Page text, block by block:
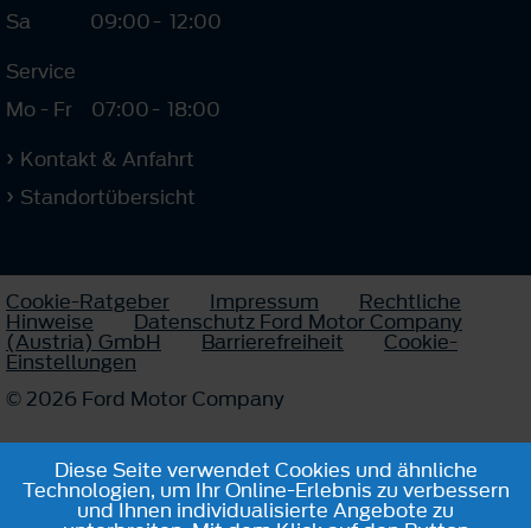
Sa
09:00- 12:00
Service
Mo - Fr
07:00- 18:00
Kontakt & Anfahrt
Standortübersicht
Cookie-Ratgeber Impressum Rechtliche
Hinweise Datenschutz Ford Motor Company
(Austria) GmbH Barrierefreiheit Cookie-
Einstellungen
© 2026 Ford Motor Company
Diese Seite verwendet Cookies und ähnliche
Technologien, um Ihr Online-Erlebnis zu verbessern
und Ihnen individualisierte Angebote zu